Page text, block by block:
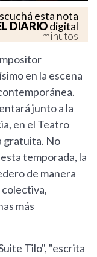
esta nota
DIARIOdigital
minutos
en la escena
junto a la
en el Teatro
gratuita. No
temporada, la
de manera
más
Tilo", "escrita